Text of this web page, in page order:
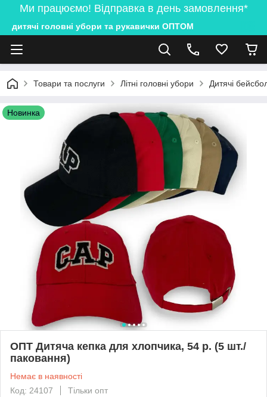
Ми працюємо! Відправка в день замовлення*
дитячі головні убори та рукавички ОПТОМ
Товари та послуги Літні головні убори Дитячі
Новинка
ОПТ Дитяча кепка для хлопчика, 54 р. (5 шт./
паковання)
Немає в наявності
Код: 24107
Тільки опт